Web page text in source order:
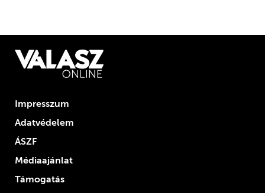
Impresszum
Adatvédelem
ÁSZF
Médiaajánlat
Támogatás